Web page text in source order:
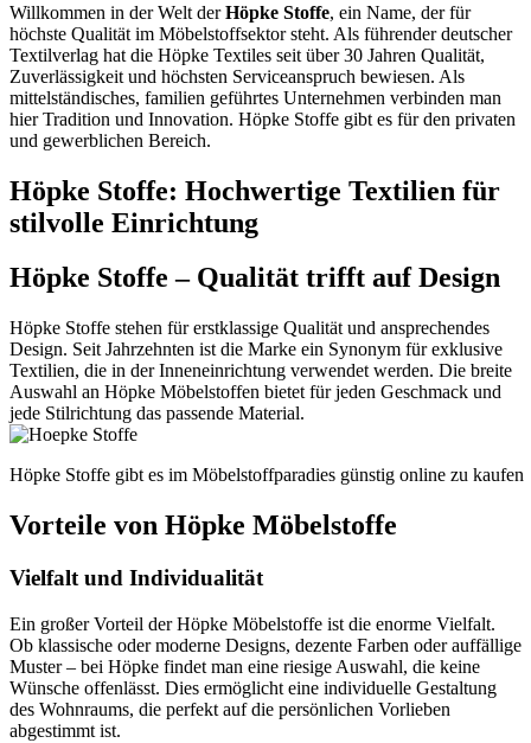
Willkommen in der Welt derHöpke Stoffe, ein Name, der für
höchste Qualität im Möbelstoffsektor steht. Als führender deutscher
Textilverlag hat die Höpke Textiles seit über 30 Jahren Qualität,
Zuverlässigkeit und höchsten Serviceanspruch bewiesen. Als
mittelständisches, familien geführtes Unternehmen verbinden man
hier Tradition und Innovation. Höpke Stoffe gibt es für den privaten
und gewerblichen Bereich.
Höpke Stoffe: Hochwertige Textilien für
stilvolle Einrichtung
Höpke Stoffe – Qualität trifft auf Design
Höpke Stoffe stehen für erstklassige Qualität und ansprechendes
Design. Seit Jahrzehnten ist die Marke ein Synonym für exklusive
Textilien, die in der Inneneinrichtung verwendet werden. Die breite
Auswahl an Höpke Möbelstoffen bietet für jeden Geschmack und
jede Stilrichtung das passende Material.
Höpke Stoffe gibt es im Möbelstoffparadies günstig online zu kaufen
Vorteile von Höpke Möbelstoffe
Vielfalt und Individualität
Ein großer Vorteil der Höpke Möbelstoffe ist die enorme Vielfalt.
Ob klassische oder moderne Designs, dezente Farben oder auffällige
Muster – bei Höpke findet man eine riesige Auswahl, die keine
Wünsche offenlässt. Dies ermöglicht eine individuelle Gestaltung
des Wohnraums, die perfekt auf die persönlichen Vorlieben
abgestimmt ist.